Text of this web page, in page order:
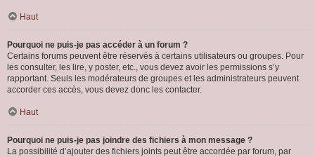
Haut
Pourquoi ne puis-je pas accéder à un forum ?
Certains forums peuvent être réservés à certains utilisateurs ou groupes. Pour
les consulter, les lire, y poster, etc., vous devez avoir les permissions s’y
rapportant. Seuls les modérateurs de groupes et les administrateurs peuvent
accorder ces accès, vous devez donc les contacter.
Haut
Pourquoi ne puis-je pas joindre des fichiers à mon message ?
La possibilité d’ajouter des fichiers joints peut être accordée par forum, par